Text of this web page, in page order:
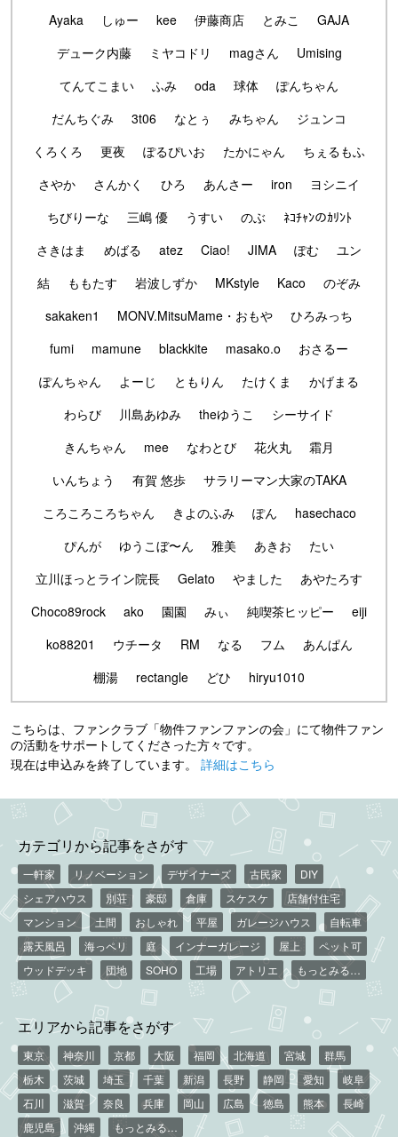
Ayaka
しゅー kee 伊藤商店 とみこ
GAJA
デューク内藤
ミヤコドリ magさん
Umising
てんてこまい
ふみ oda 球体
ぽんちゃん
だんちぐみ
3t06 なとぅ みちゃん
ジュンコ
くろくろ
更夜 ぽるぴいお たかにゃん
ちぇるもふ
さやか
さんかく ひろ あんさー iron
ヨシニイ
ちびりーな
三嶋 優 うすい のぶ
ﾈｺﾁｬﾝのｶﾘﾝﾄ
さきはま
めばる atez Ciao! JIMA ぽむ
ユン
結
ももたす 岩波しずか MKstyle Kaco
のぞみ
sakaken1
MONV.MitsuMame・おもや
ひろみっち
fumi
mamune blackkite masako.o
おさるー
ぽんちゃん
よーじ ともりん たけくま
かげまる
わらび
川島あゆみ theゆうこ
シーサイド
きんちゃん
mee なわとび 花火丸
霜月
いんちょう
有賀 悠歩
サラリーマン大家のTAKA
ころころころちゃん
きよのふみ ぽん
hasechaco
ぴんが
ゆうこぼ〜ん 雅美 あきお
たい
立川ほっとライン院長
Gelato やました
あやたろす
Choco89rock
ako 園園 みぃ 純喫茶ヒッピー
eiji
ko88201
ウチータ RM なる フム
あんぱん
棚湯
rectangle どひ hiryu1010
こちらは、ファンクラブ「物件ファンファンの会」にて物件ファン
の活動をサポートしてくださった方々です。
現在は申込みを終了しています。 詳細はこちら
カテゴリから記事をさがす
一軒家 リノベーション デザイナーズ 古民家
DIY
シェアハウス
別荘 豪邸 倉庫 スケスケ
店舗付住宅
マンション
土間 おしゃれ 平屋 ガレージハウス
自転車
露天風呂
海っペリ 庭 インナーガレージ 屋上
ペット可
ウッドデッキ
団地 SOHO 工場 アトリエ もっとみる…
エリアから記事をさがす
東京 神奈川 京都 大阪 福岡 北海道 宮城
群馬
栃木
茨城 埼玉 千葉 新潟 長野 静岡 愛知
岐阜
石川
滋賀 奈良 兵庫 岡山 広島 徳島 熊本
長崎
鹿児島
沖縄 もっとみる…